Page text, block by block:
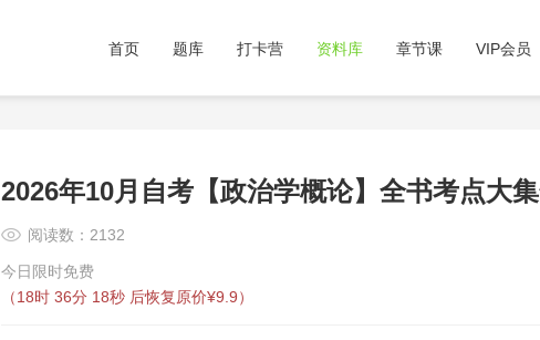
首页 题库 打卡营 资料库 章节课 VIP会员
2026年10月自考【政治学概论】全书考点大
阅读数：2132
今日限时免费
（18时 36分 18秒 后恢复原价¥9.9）